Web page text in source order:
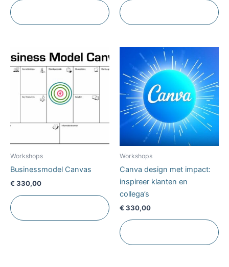
Workshops
Businessmodel Canvas
€ 330,00
Workshops
Canva design met impact:
inspireer klanten en
collega’s
€ 330,00